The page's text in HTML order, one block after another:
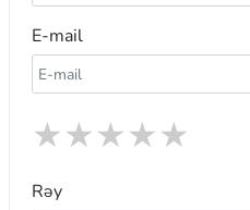
E-mail
★
★
★
★
★
Rəy